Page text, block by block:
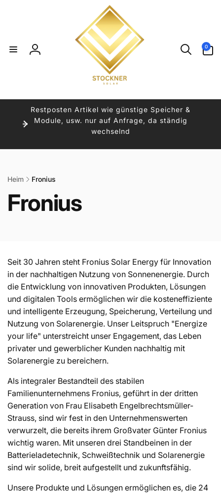
Einloggen
0
Artikel
Restposten Artikel wie günstige Speicher &
Module, usw. nur auf Anfrage, da ständig
wechselnd
Heim Fronius
K
t
e
g
o
r
i
e
:
Fronius
Seit 30 Jahren steht Fronius Solar Energy für Innovation
in der nachhaltigen Nutzung von Sonnenenergie. Durch
die Entwicklung von innovativen Produkten, Lösungen
und digitalen Tools ermöglichen wir die kosteneffiziente
und intelligente Erzeugung, Speicherung, Verteilung und
Nutzung von Solarenergie. Unser Leitspruch "Energize
your life" unterstreicht unser Engagement, das Leben
privater und gewerblicher Kunden nachhaltig mit
Solarenergie zu bereichern.
Als integraler Bestandteil des stabilen
Familienunternehmens Fronius, geführt in der dritten
Generation von Frau Elisabeth Engelbrechtsmüller-
Strauss, sind wir fest in den Unternehmenswerten
verwurzelt, die bereits ihrem Großvater Günter Fronius
wichtig waren. Mit unseren drei Standbeinen in der
Batterieladetechnik, Schweißtechnik und Solarenergie
sind wir solide, breit aufgestellt und zukunftsfähig.
Unsere Produkte und Lösungen ermöglichen es, die 24